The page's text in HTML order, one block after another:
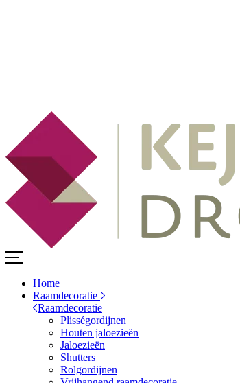
Home
Raamdecoratie
Raamdecoratie
Plisségordijnen
Houten jaloezieën
Jaloezieën
Shutters
Rolgordijnen